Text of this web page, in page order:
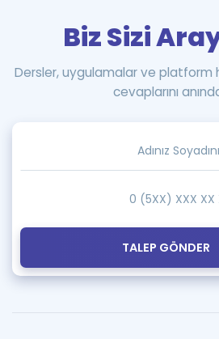
TALEP GÖNDER
Biz Sizi
Dersler, uygulamalar ve platform
cevaplarını